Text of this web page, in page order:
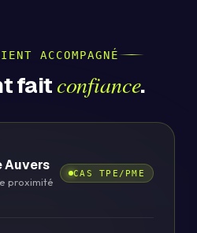
ACCOMPAGNÉ
faitconfiance.
Auvers
proximité
CAS TPE/PME